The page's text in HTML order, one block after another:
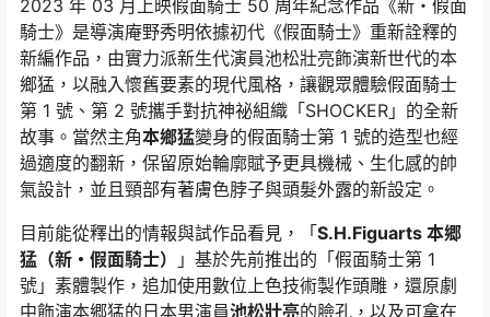
2023 年 03 月上映假面騎士 50 周年紀念作品《新・假面
騎士》是導演庵野秀明依據初代《假面騎士》重新詮釋的
新編作品，由實力派新生代演員池松壯亮飾演新世代的本
鄉猛，以融入懷舊要素的現代風格，讓觀眾體驗假面騎士
第 1 號、第 2 號攜手對抗神祕組織「SHOCKER」的全新
故事。當然主角本鄉猛變身的假面騎士第 1 號的造型也經
過適度的翻新，保留原始輪廓賦予更具機械、生化感的帥
氣設計，並且頸部有著膚色脖子與頭髮外露的新設定。
目前能從釋出的情報與試作品看見，「S.H.Figuarts 本郷
猛（新・假面騎士）
」基於先前推出的「假面騎士第 1
號」素體製作，追加使用數位上色技術製作頭雕，還原劇
中飾演本郷猛的日本男演員池松壯亮的臉孔，以及可拿在